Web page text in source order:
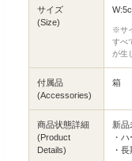
サイズ
(Size)
※サ
すべ
が生
付属品
(Accessories)
箱
商品状態詳細
(Product
Details)
新
・
・